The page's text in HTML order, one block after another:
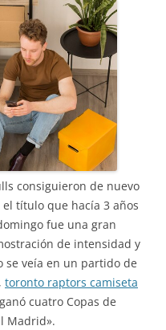
consiguieron de nuevo
título que hacía 3 años
fue una gran
de intensidad y
se veía en un partido de
toronto raptors camiseta
cuatro Copas de
Madrid».